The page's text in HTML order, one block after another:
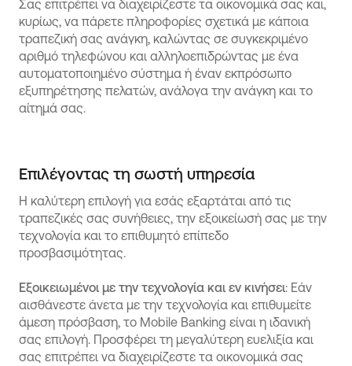
Σας επιτρέπει να διαχειρίζεστε τα οικονομικά σας και,
κυρίως, να πάρετε πληροφορίες σχετικά με κάποια
τραπεζική σας ανάγκη, καλώντας σε συγκεκριμένο
αριθμό τηλεφώνου και αλληλοεπιδρώντας με ένα
αυτοματοποιημένο σύστημα ή έναν εκπρόσωπο
εξυπηρέτησης πελατών, ανάλογα την ανάγκη και το
αίτημά σας.
Επιλέγοντας τη σωστή υπηρεσία
Η καλύτερη επιλογή για εσάς εξαρτάται από τις
τραπεζικές σας συνήθειες, την εξοικείωσή σας με την
τεχνολογία και το επιθυμητό επίπεδο
προσβασιμότητας.
Εξοικειωμένοι με την τεχνολογία και εν κινήσει: Εάν
αισθάνεστε άνετα με την τεχνολογία και επιθυμείτε
άμεση πρόσβαση, το Mobile Banking είναι η ιδανική
σας επιλογή. Προσφέρει τη μεγαλύτερη ευελιξία και
σας επιτρέπει να διαχειρίζεστε τα οικονομικά σας